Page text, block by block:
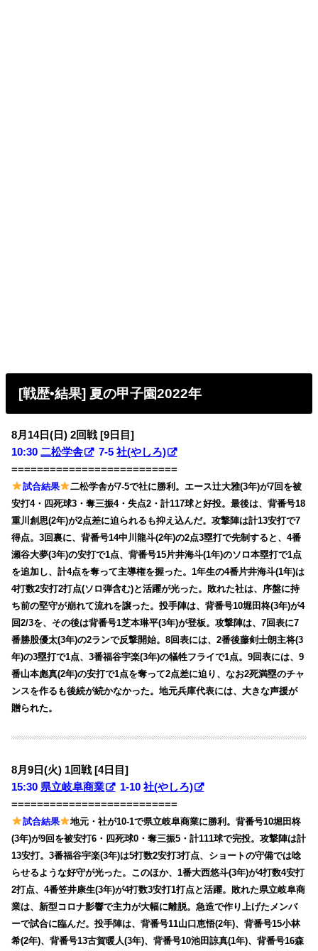
[戦歴•結果] 夏の甲子園2022年
8月14日(日) 2回戦 [9日目]
10:30二松学舎 7-5社(やしろ)
==========================
試合結果
二松学舎が7-5で社に勝利。エース辻大雅(3年)が7回を被
安打4・四死球3・奪三振4・失点2・計117球と好投。最後は、背番号18
重川創思(2年)が2点差に迫られるも抑え込んだ。攻撃陣は計13安打で7
得点。3回裏に、背番号14中川龍斗(2年)の2点3塁打で先制すると、4番
瀬谷大夢(3年)の安打で1点、背番号15片井海斗(1年)のソロ本塁打で1点
を追加し、計4点を奪って主導権を握った。1年生の4番片井海斗(1年)は
4打数2安打2打点(ソロ弾含む)と活躍が光った。敗れた社は、序盤に持
ち前の堅守が崩れて流れを譲った。投手陣は、背番号10堀田柊(3年)が4
回2/3を、その後は背番号1芝本琳平(3年)が登板。攻撃陣は、7回表に7
番勝股優太(3年)の2ランで反撃開始。8回表には、2番後藤剣士朗主将(3
年)の3塁打で1点、3番福谷宇楽(3年)の犠牲フライで1点。9回表には、9
番山本彪真(2年)の安打で1点を奪って2点差に迫り、なお2死満塁のチャ
ンスを作るも後続が続かなかった。地元兵庫代表には、大きな声援が
贈られた。
8月9日(火) 1回戦 [4日目]
15:30 県立岐阜商業 1-10社(やしろ)
==========================
試合結果
地元・社が10-1で県立岐阜商業に勝利。背番号10堀田柊
(3年)が9回を被安打6・四死球0・奪三振5・計111球で完投。攻撃陣は計
13安打。3番福谷宇楽(3年)は5打数2安打3打点、ショートの守備では唸
らせるような好守が光った。このほか、1番大西悠斗(3年)が4打数4安打
2打点、4番笠井康生(3年)が4打数3安打1打点と活躍。敗れた県立岐阜商
業は、新型コロナ影響で主力が大幅に離脱。急造で作り上げたメンバ
ーで試合に臨んだ。投手陣は、背番号11山口恵悟(2年)、背番号15小林
希(2年)、背番号13古賀暖人(3年)、背番号10池田諒真(1年)、背番号16森